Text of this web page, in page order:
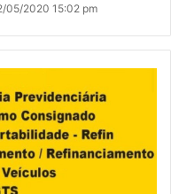
05/2020 15:02 pm